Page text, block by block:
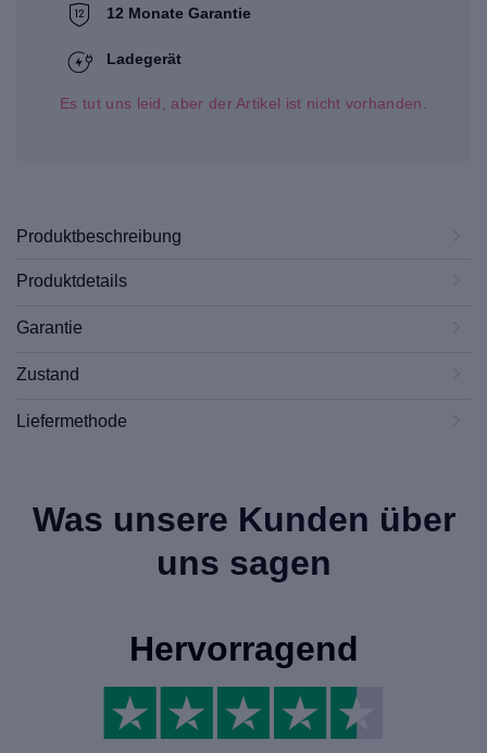
12 Monate Garantie
Ladegerät
Es tut uns leid, aber der Artikel ist nicht vorhanden.
Produktbeschreibung
Produktdetails
Garantie
Zustand
Liefermethode
Was unsere Kunden über
uns sagen
Hervorragend